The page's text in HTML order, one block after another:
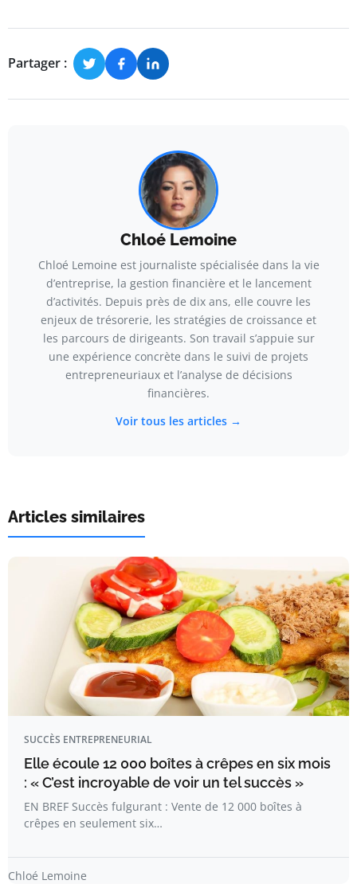
Partager :
Chloé Lemoine
Chloé Lemoine est journaliste spécialisée dans la vie
d’entreprise, la gestion financière et le lancement
d’activités. Depuis près de dix ans, elle couvre les
enjeux de trésorerie, les stratégies de croissance et
les parcours de dirigeants. Son travail s’appuie sur
une expérience concrète dans le suivi de projets
entrepreneuriaux et l’analyse de décisions
financières.
Voir tous les articles →
Articles similaires
SUCCÈS ENTREPRENEURIAL
Elle écoule 12 000 boîtes à crêpes en six mois
: « C’est incroyable de voir un tel succès »
EN BREF Succès fulgurant : Vente de 12 000 boîtes à
crêpes en seulement six…
Chloé Lemoine